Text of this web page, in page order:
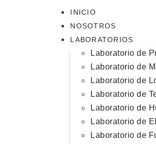
INICIO
NOSOTROS
LABORATORIOS
Laboratorio de
Laboratorio de
Laboratorio de
Laboratorio de
Laboratorio de
Laboratorio de
Laboratorio de